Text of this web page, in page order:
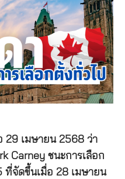
29 เมษายน 2568 ว่า
Carney ชนะการเลือก
ที่จัดขึ้นเมื่อ 28 เมษายน